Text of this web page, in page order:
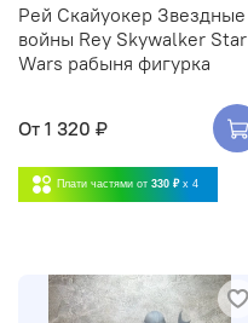
Рей Скайуокер Звездные
войны Rey Skywalker Star
Wars рабыня фигурка
От 1 320 ₽
Плати частями от 330 ₽ x 4